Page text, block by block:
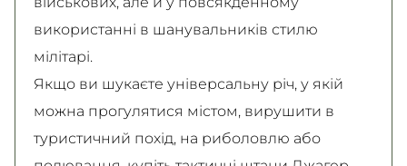
використанні в шанувальників стилю
мілітарі.
Якщо ви шукаєте універсальну річ, у якій
можна прогулятися містом, вирушити в
туристичний похід, на риболовлю або